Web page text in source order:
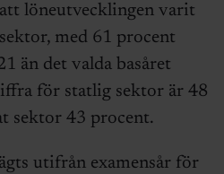
löneutvecklingen varit
med 61 procent
än det valda basåret
för statlig sektor är 48
sektor 43 procent.
utifrån examensår för